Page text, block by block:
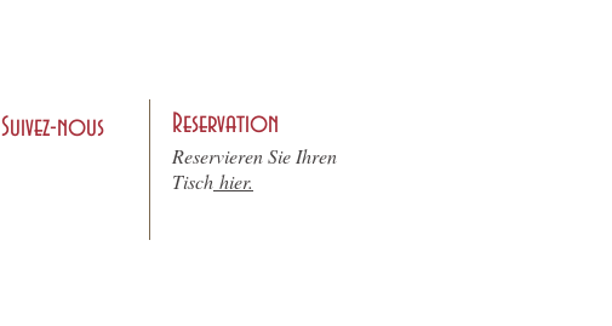
Suivez-nous Reservation
Reservieren Sie Ihren
Tisch hier.